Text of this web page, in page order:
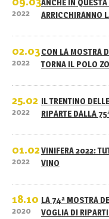
2022
ANCHE IN
ARRICCHIRANNO
02.03
2022
CON LA MOSTRA
TORNA IL POLO
25.02
2022
IL TRENTINO
RIPARTE DALLA
01.02
2022
VINIFERA 2022:
VINO
18.10
2020
LA 74ª MOSTRA
VOGLIA DI